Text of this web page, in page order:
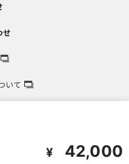
¥ 42,000
せ
いて